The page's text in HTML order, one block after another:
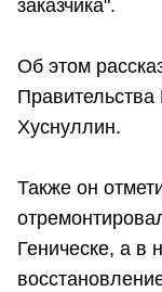
заказчика".
Об этом
Хуснуллин.
Также он
Геническе, а в